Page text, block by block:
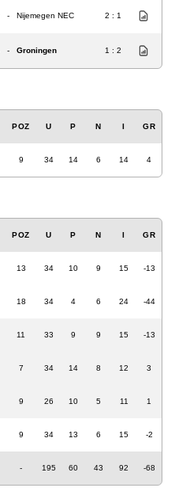
- Nijemegen NEC 2 : 1
- Groningen 1 : 2
POZ U P N I GR
9 34 14 6 14 4
POZ U P N I GR
13 34 10 9 15 -13
18 34 4 6 24 -44
11 33 9 9 15 -13
7 34 14 8 12 3
9 26 10 5 11 1
9 34 13 6 15 -2
- 195 60 43 92 -68